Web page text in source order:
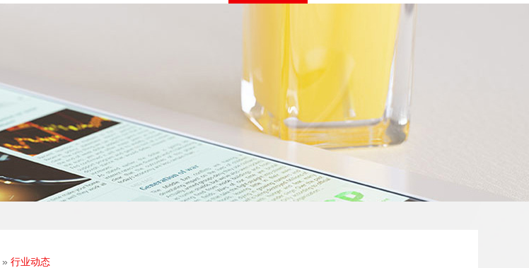
» 行业动态